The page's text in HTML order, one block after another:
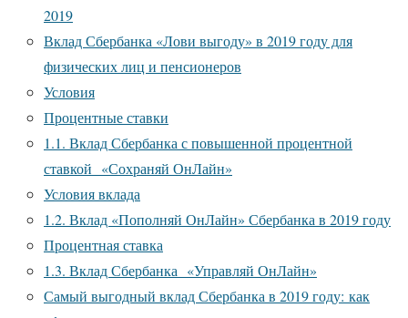
2019
Вклад Сбербанка «Лови выгоду» в 2019 году для
физических лиц и пенсионеров
Условия
Процентные ставки
1.1. Вклад Сбербанка с повышенной процентной
ставкой «Сохраняй ОнЛайн»
Условия вклада
1.2. Вклад «Пополняй ОнЛайн» Сбербанка в 2019 году
Процентная ставка
1.3. Вклад Сбербанка «Управляй ОнЛайн»
Самый выгодный вклад Сбербанка в 2019 году: как